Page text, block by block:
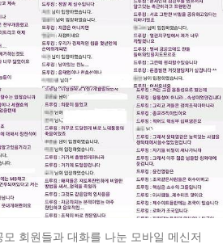
회원들과 대화를 나눈 모바일 메신저